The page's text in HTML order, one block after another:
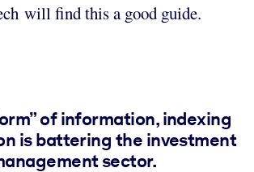
will find this a good guide.
of information, indexing
is battering the investment
sector.